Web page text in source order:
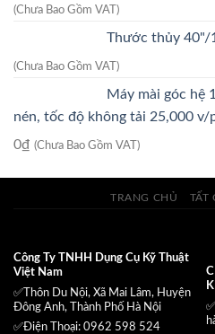
(Chưa Bao Gồm VAT)
Thước thủy 40"/
(Chưa Bao Gồm VAT)
Máy mài góc hệ
nén, tốc độ không tải 25,000 v/
0₫ (Chưa Bao Gồm VAT)
TRANG CHỦ TẤT
Công Ty TNHH Dụng Cụ Kỹ Thuật
Việt Nam
✅Thôn Du Nội, Xã Mai Lâm, Huyện
Đông Anh, Thành Phố Hà Nội
✅Điện Thoại: 0962 598 524